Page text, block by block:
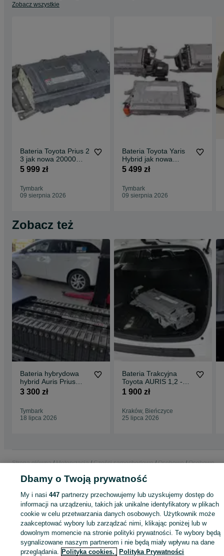
Zobacz wszystkie
Bateria Toyota Prius 2
3 jak nowa 20000
przebiegu |
5 999 zł
Tymbark
09 sierpnia 2026
Bateria Toyota Yaris
Hybrid jak nowa
przebieg 15000 |
5 499 zł
Tymbark
09 sierpnia 2026
Zobacz też
Bateria hybrydowa
hybrid Auris Prius
mały przebieg -
3 300 zł
Tymbark
18 lipca 2026
Bateria Trakcyjna
Toyota AURIS 1,2 -
Gwarancja 6-24mcy
1 900 zł
Kraków, Bieńczyce
25 lipca 2026
Strona główna Motoryzacja Części samochodowe Osobowe
Osobowe -
KATEGORIA
ID:1054025433 Wyświetlenia:
Zadzwoń / SMS Wyślij wiadomość
Dbamy o Twoją prywatność
My i nasi447 partnerzy przechowujemy lub uzyskujemy dostęp do
informacji na urządzeniu, takich jak unikalne identyfikatory w plikach
cookie w celu przetwarzania danych osobowych. Użytkownik może
zaakceptować wybory lub zarządzać nimi, klikając poniżej lub w
dowolnym momencie na stronie polityki prywatności. Te wybory będą
sygnalizowane naszym partnerom i nie będą miały wpływu na dane
przeglądania. Polityka cookies, Polityka Prywatności